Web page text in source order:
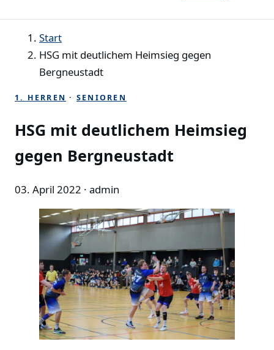
Start
HSG mit deutlichem Heimsieg gegen
Bergneustadt
1. HERREN · SENIOREN
HSG mit deutlichem Heimsieg
gegen Bergneustadt
03. April 2022 · admin